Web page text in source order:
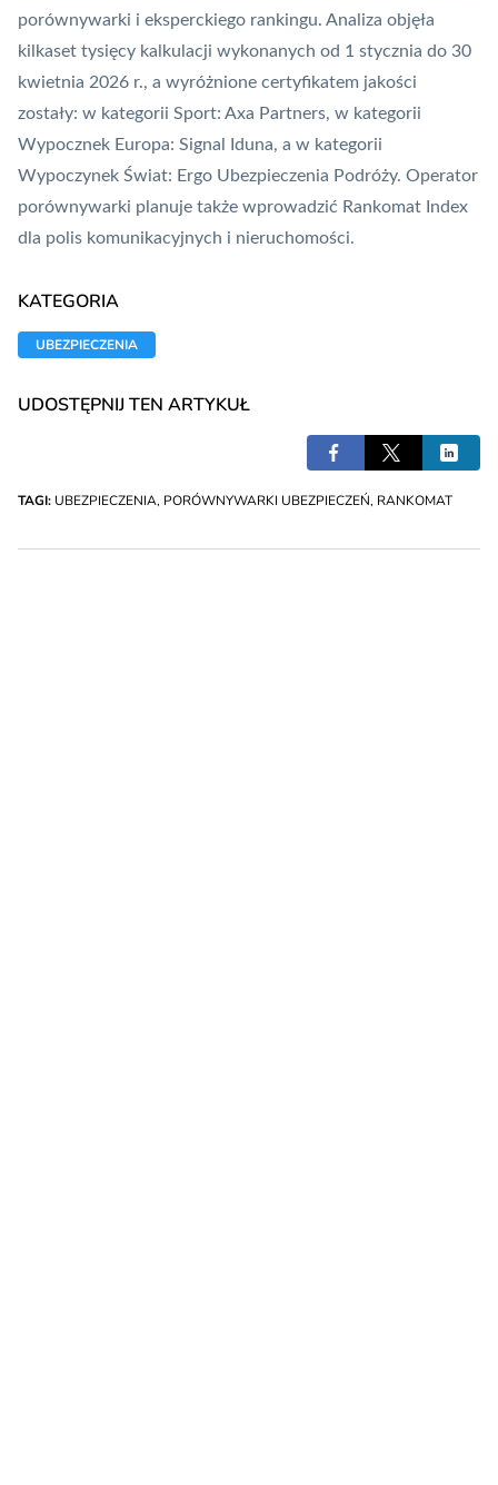
porównywarki i eksperckiego rankingu. Analiza objęła
kilkaset tysięcy kalkulacji wykonanych od 1 stycznia do 30
kwietnia 2026 r., a wyróżnione certyfikatem jakości
zostały: w kategorii Sport: Axa Partners, w kategorii
Wypocznek Europa: Signal Iduna, a w kategorii
Wypoczynek Świat: Ergo Ubezpieczenia Podróży. Operator
porównywarki planuje także wprowadzić Rankomat Index
dla polis komunikacyjnych i nieruchomości.
KATEGORIA
UBEZPIECZENIA
UDOSTĘPNIJ TEN ARTYKUŁ
TAGI: UBEZPIECZENIA, PORÓWNYWARKI UBEZPIECZEŃ, RANKOMAT